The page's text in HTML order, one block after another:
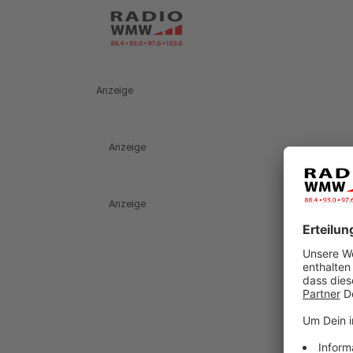
Anzeige
Anzeige
Anzeige